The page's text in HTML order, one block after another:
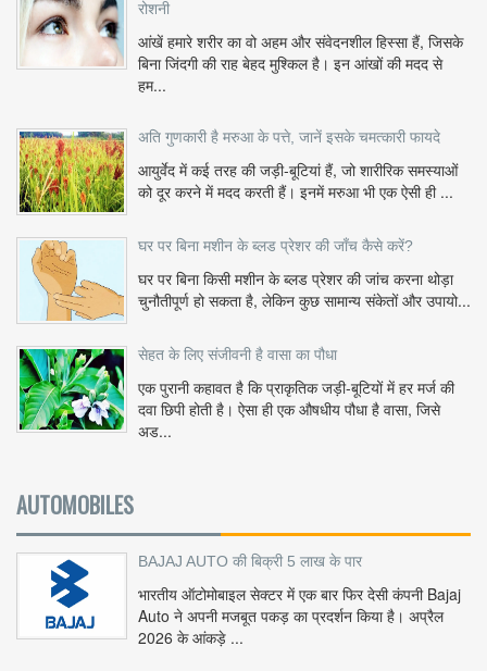
रोशनी
आंखें हमारे शरीर का वो अहम और संवेदनशील हिस्सा हैं, जिसके
बिना जिंदगी की राह बेहद मुश्किल है। इन आंखों की मदद से
हम...
अति गुणकारी है मरुआ के पत्ते, जानें इसके चमत्कारी फायदे
आयुर्वेद में कई तरह की जड़ी-बूटियां हैं, जो शारीरिक समस्याओं
को दूर करने में मदद करती हैं। इनमें मरुआ भी एक ऐसी ही ...
घर पर बिना मशीन के ब्लड प्रेशर की जाँच कैसे करें?
घर पर बिना किसी मशीन के ब्लड प्रेशर की जांच करना थोड़ा
चुनौतीपूर्ण हो सकता है, लेकिन कुछ सामान्य संकेतों और उपायो...
सेहत के लिए संजीवनी है वासा का पौधा
एक पुरानी कहावत है कि प्राकृतिक जड़ी-बूटियों में हर मर्ज की
दवा छिपी होती है। ऐसा ही एक औषधीय पौधा है वासा, जिसे
अड...
AUTOMOBILES
BAJAJ AUTO की बिक्री 5 लाख के पार
भारतीय ऑटोमोबाइल सेक्टर में एक बार फिर देसी कंपनी Bajaj
Auto ने अपनी मजबूत पकड़ का प्रदर्शन किया है। अप्रैल
2026 के आंकड़े ...